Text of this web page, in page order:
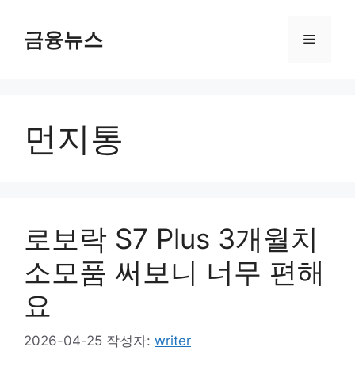
금융뉴스 메
먼지통
로보락 S7 Plus 3개월치
소모품 써보니 너무 편해
요
2026-04-25 작성자: writer